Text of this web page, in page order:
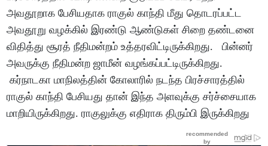
அவதூறாக பேசியதாக ராகுல் காந்தி மீது தொடரப்பட்ட
அவதூறு வழக்கில் இரண்டு ஆண்டுகள் சிறை தண்டனை
விதித்து சூரத் நீதிமன்றம் உத்தரவிட்டிருக்கிறது. பின்னர்
அவருக்கு நீதிமன்ற ஜாமீன் வழங்கப்பட்டிருக்கிறது.
கர்நாடகா மாநிலத்தின் கோலாரில் நடந்த பிரச்சாரத்தில்
ராகுல் காந்தி பேசியது தான் இந்த அளவுக்கு சர்ச்சையாக
மாறியிருக்கிறது. ராகுலுக்கு எதிராக திரும்பி இருக்கிறது